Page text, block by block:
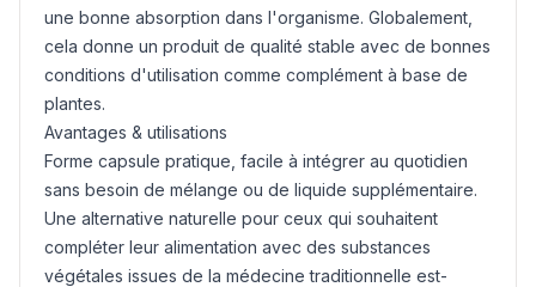
une bonne absorption dans l'organisme. Globalement,
cela donne un produit de qualité stable avec de bonnes
conditions d'utilisation comme complément à base de
plantes.
Avantages & utilisations
Forme capsule pratique, facile à intégrer au quotidien
sans besoin de mélange ou de liquide supplémentaire.
Une alternative naturelle pour ceux qui souhaitent
compléter leur alimentation avec des substances
végétales issues de la médecine traditionnelle est-